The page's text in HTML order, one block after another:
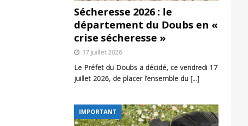
Sécheresse 2026 : le
département du Doubs en «
crise sécheresse »
17 juillet 2026
Le Préfet du Doubs a décidé, ce vendredi 17
juillet 2026, de placer l’ensemble du [...]
IMPORTANT